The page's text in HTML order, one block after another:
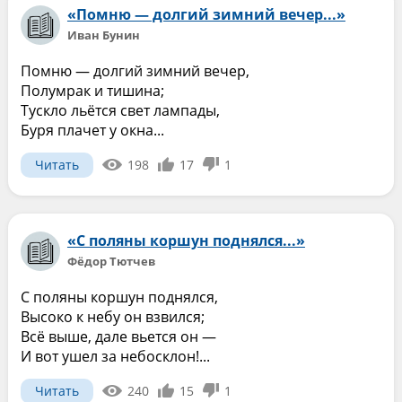
«Помню — долгий зимний вечер...»
Иван Бунин
Помню — долгий зимний вечер,
Полумрак и тишина;
Тускло льётся свет лампады,
Буря плачет у окна...
Читать 198 17 1
«С поляны коршун поднялся...»
Фёдор Тютчев
С поляны коршун поднялся,
Высоко к небу он взвился;
Всё выше, дале вьется он —
И вот ушел за небосклон!...
Читать 240 15 1